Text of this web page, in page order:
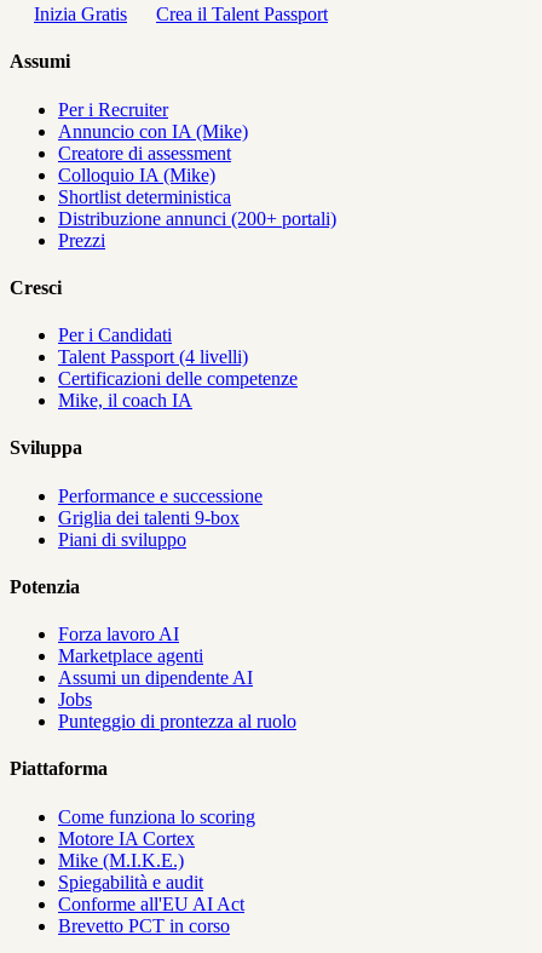
Inizia Gratis
Crea il Talent Passport
Assumi
Per i Recruiter
Annuncio con IA (Mike)
Creatore di assessment
Colloquio IA (Mike)
Shortlist deterministica
Distribuzione annunci (200+ portali)
Prezzi
Cresci
Per i Candidati
Talent Passport (4 livelli)
Certificazioni delle competenze
Mike, il coach IA
Sviluppa
Performance e successione
Griglia dei talenti 9-box
Piani di sviluppo
Potenzia
Forza lavoro AI
Marketplace agenti
Assumi un dipendente AI
Jobs
Punteggio di prontezza al ruolo
Piattaforma
Come funziona lo scoring
Motore IA Cortex
Mike (M.I.K.E.)
Spiegabilità e audit
Conforme all'EU AI Act
Brevetto PCT in corso